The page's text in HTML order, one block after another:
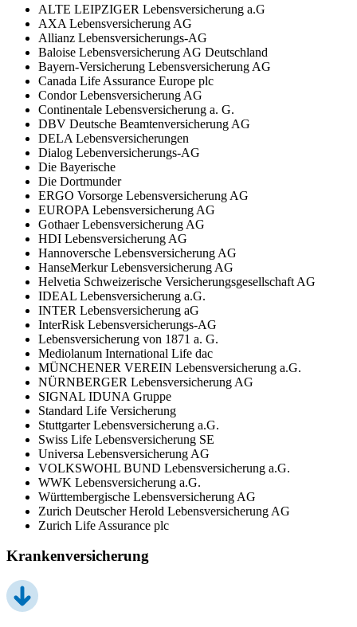
ALTE LEIPZIGER Lebensversicherung a.G
AXA Lebensversicherung AG
Allianz Lebensversicherungs-AG
Baloise Lebensversicherung AG Deutschland
Bayern-Versicherung Lebensversicherung AG
Canada Life Assurance Europe plc
Condor Lebensversicherung AG
Continentale Lebensversicherung a. G.
DBV Deutsche Beamtenversicherung AG
DELA Lebensversicherungen
Dialog Lebenversicherungs-AG
Die Bayerische
Die Dortmunder
ERGO Vorsorge Lebensversicherung AG
EUROPA Lebensversicherung AG
Gothaer Lebensversicherung AG
HDI Lebensversicherung AG
Hannoversche Lebensversicherung AG
HanseMerkur Lebensversicherung AG
Helvetia Schweizerische Versicherungsgesellschaft AG
IDEAL Lebensversicherung a.G.
INTER Lebensversicherung aG
InterRisk Lebensversicherungs-AG
Lebensversicherung von 1871 a. G.
Mediolanum International Life dac
MÜNCHENER VEREIN Lebensversicherung a.G.
NÜRNBERGER Lebensversicherung AG
SIGNAL IDUNA Gruppe
Standard Life Versicherung
Stuttgarter Lebensversicherung a.G.
Swiss Life Lebensversicherung SE
Universa Lebensversicherung AG
VOLKSWOHL BUND Lebensversicherung a.G.
WWK Lebensversicherung a.G.
Württembergische Lebensversicherung AG
Zurich Deutscher Herold Lebensversicherung AG
Zurich Life Assurance plc
Krankenversicherung